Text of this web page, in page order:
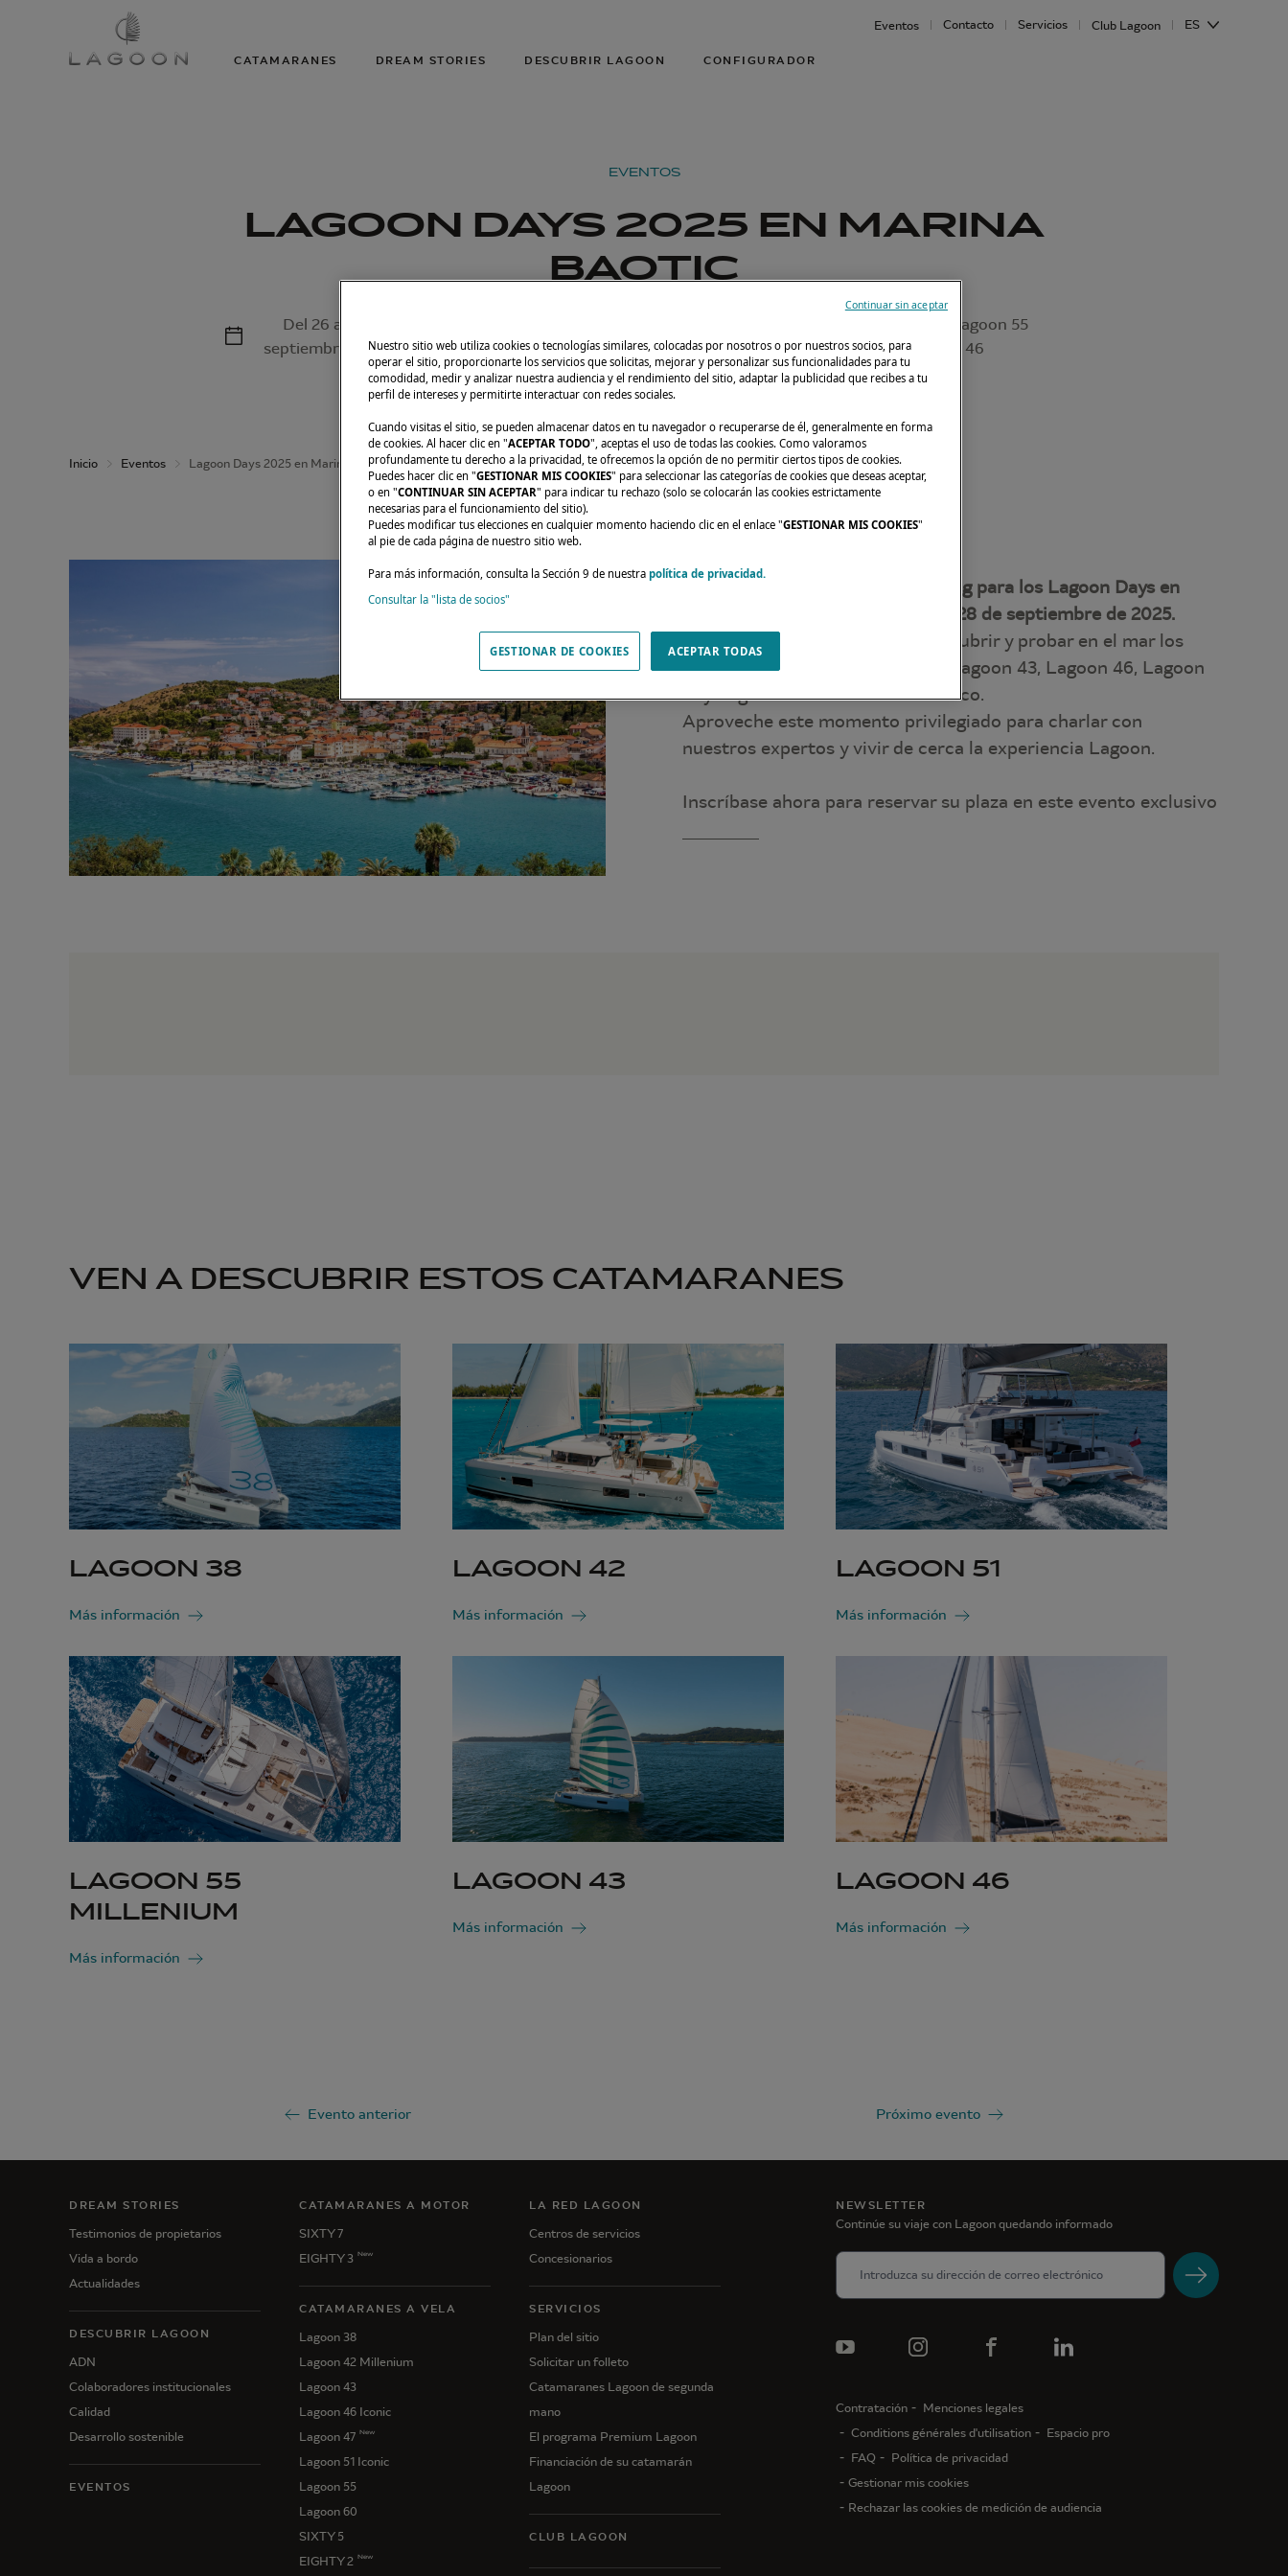
CATAMARANES DREAM STORIES DESCUBRIR LAGOON CONFIGURADOR
Eventos Contacto Servicios Club Lagoon ES
EVENTOS
LAGOON DAYS 2025 EN MARINA
BAOTIC
Del 26 al 28 de
septiembre de 2025
Croacia
Lagoon 38 , Lagoon 42 , Lagoon 51 , Lagoon 55
Millenium , Lagoon 43 , Lagoon 46
Inicio Eventos Lagoon Days 2025 en Marina Baotic
Únete a Lagoon y Kramer Yachting para los Lagoon Days en
Marina Baotić, Croacia, del 26 al 28 de septiembre de 2025.
Una oportunidad única para descubrir y probar en el mar los
modelos Lagoon 38, Lagoon 42, Lagoon 43, Lagoon 46, Lagoon
51 y Lagoon 55 en un entorno idílico.
Aproveche este momento privilegiado para charlar con
nuestros expertos y vivir de cerca la experiencia Lagoon.
Inscríbase ahora para reservar su plaza en este evento exclusivo
VEN A DESCUBRIR ESTOS CATAMARANES
LAGOON 38
Más información
LAGOON 42
Más información
LAGOON 51
Más información
LAGOON 55
MILLENIUM
Más información
LAGOON 43
Más información
LAGOON 46
Más información
Evento anterior Próximo evento
DREAM STORIES
Testimonios de propietarios
Vida a bordo
Actualidades
DESCUBRIR LAGOON
ADN
Colaboradores institucionales
Calidad
Desarrollo sostenible
EVENTOS
CATAMARANES A MOTOR
SIXTY 7
EIGHTY 3 New
CATAMARANES A VELA
Lagoon 38
Lagoon 42 Millenium
Lagoon 43
Lagoon 46 Iconic
Lagoon 47 New
Lagoon 51 Iconic
Lagoon 55
Lagoon 60
SIXTY 5
EIGHTY 2 New
LA RED LAGOON
Centros de servicios
Concesionarios
SERVICIOS
Plan del sitio
Solicitar un folleto
Catamaranes Lagoon de segunda
mano
El programa Premium Lagoon
Financiación de su catamarán
Lagoon
CLUB LAGOON
NEWSLETTER
Continúe su viaje con Lagoon quedando informado
Contratación
Menciones legales
Conditions générales d'utilisation
Espacio pro
FAQ
Política de privacidad
Gestionar mis cookies
Rechazar las cookies de medición de audiencia
Nuestro sitio web utiliza cookies o tecnologías similares, colocadas por nosotros o por nuestros socios, para
operar el sitio, proporcionarte los servicios que solicitas, mejorar y personalizar sus funcionalidades para tu
comodidad, medir y analizar nuestra audiencia y el rendimiento del sitio, adaptar la publicidad que recibes a tu
perfil de intereses y permitirte interactuar con redes sociales.
Cuando visitas el sitio, se pueden almacenar datos en tu navegador o recuperarse de él, generalmente en forma
de cookies. Al hacer clic en "ACEPTAR TODO", aceptas el uso de todas las cookies. Como valoramos
profundamente tu derecho a la privacidad, te ofrecemos la opción de no permitir ciertos tipos de cookies.
Puedes hacer clic en "GESTIONAR MIS COOKIES" para seleccionar las categorías de cookies que deseas aceptar,
o en "CONTINUAR SIN ACEPTAR" para indicar tu rechazo (solo se colocarán las cookies estrictamente
necesarias para el funcionamiento del sitio).
Puedes modificar tus elecciones en cualquier momento haciendo clic en el enlace "GESTIONAR MIS COOKIES"
al pie de cada página de nuestro sitio web.
Para más información, consulta la Sección 9 de nuestra política de privacidad.
Consultar la "lista de socios"
GESTIONAR DE COOKIES ACEPTAR TODAS
Continuar sin aceptar